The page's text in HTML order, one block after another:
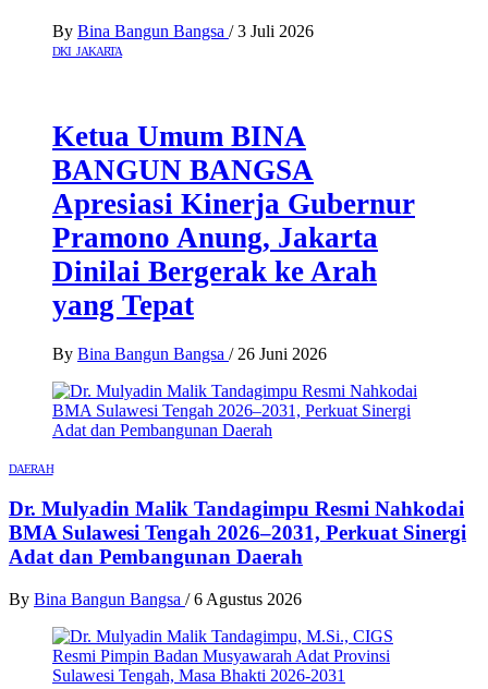
By Bina Bangun Bangsa / 3 Juli 2026
DKI JAKARTA
Ketua Umum BINA
BANGUN BANGSA
Apresiasi Kinerja Gubernur
Pramono Anung, Jakarta
Dinilai Bergerak ke Arah
yang Tepat
By Bina Bangun Bangsa / 26 Juni 2026
DAERAH
Dr. Mulyadin Malik Tandagimpu Resmi Nahkodai
BMA Sulawesi Tengah 2026–2031, Perkuat Sinergi
Adat dan Pembangunan Daerah
By Bina Bangun Bangsa / 6 Agustus 2026